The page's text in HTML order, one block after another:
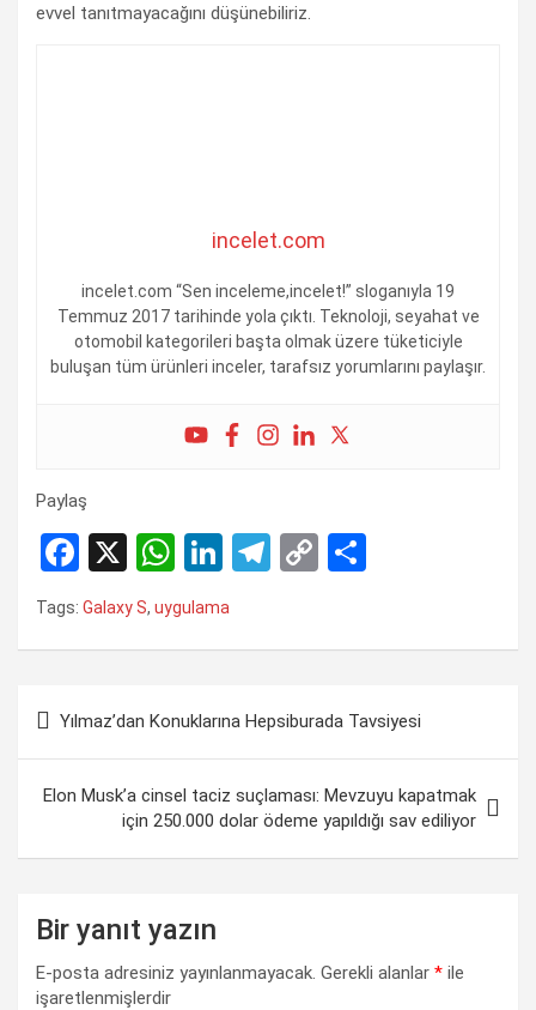
evvel tanıtmayacağını düşünebiliriz.
incelet.com
incelet.com “Sen inceleme,incelet!” sloganıyla 19
Temmuz 2017 tarihinde yola çıktı. Teknoloji, seyahat ve
otomobil kategorileri başta olmak üzere tüketiciyle
buluşan tüm ürünleri inceler, tarafsız yorumlarını paylaşır.
Paylaş
F
a
ce
o
k
X
W
h
at
A
p
Li
ke
n
T
a
C
n
Tags: Galaxy S, uygulama
Yılmaz’dan Konuklarına Hepsiburada Tavsiyesi
Elon Musk’a cinsel taciz suçlaması: Mevzuyu kapatmak
için 250.000 dolar ödeme yapıldığı sav ediliyor
Bir yanıt yazın
E-posta adresiniz yayınlanmayacak. Gerekli alanlar * ile
işaretlenmişlerdir